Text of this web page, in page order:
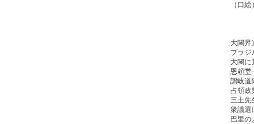
（口
況同
大関
大関昇
ブラジ
大関に
恩頼堂
讃岐道
占領政
三土先
衆議選
巴里の